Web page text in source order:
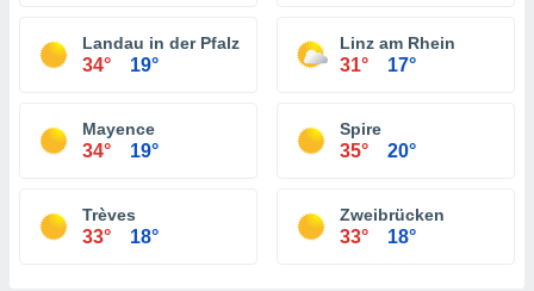
Landau in der Pfalz
34° 19°
Linz am Rhein
31° 17°
Mayence
34° 19°
Spire
35° 20°
Trèves
33° 18°
Zweibrücken
33° 18°